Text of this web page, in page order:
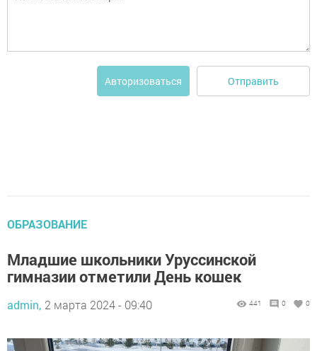
Авторизоваться Отправить
ОБРАЗОВАНИЕ
Младшие школьники Уруссинской
гимназии отметили День кошек
admin, 2 марта 2024 - 09:40 441 0 0